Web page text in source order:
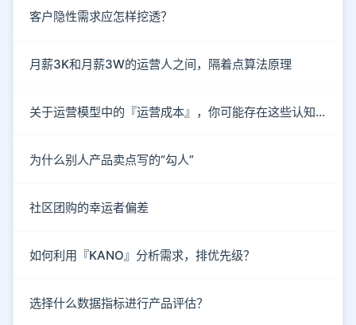
客户隐性需求应怎样挖透？
月薪3K和月薪3W的运营人之间，隔着点算法原理
关于运营模型中的『运营成本』，你可能存在这些认知误区！
为什么别人产品卖点写的“勾人”
社区团购的幸运者偏差
如何利用『KANO』分析需求，排优先级？
选择什么数据指标进行产品评估？